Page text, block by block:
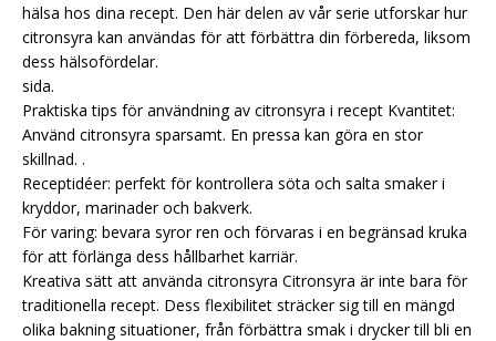
hälsa hos dina recept. Den här delen av vår serie utforskar hur
citronsyra kan användas för att förbättra din förbereda, liksom
dess hälsofördelar.
sida.
Praktiska tips för användning av citronsyra i recept Kvantitet:
Använd citronsyra sparsamt. En pressa kan göra en stor
skillnad. .
Receptidéer: perfekt för kontrollera söta och salta smaker i
kryddor, marinader och bakverk.
För varing: bevara syror ren och förvaras i en begränsad kruka
för att förlänga dess hållbarhet karriär.
Kreativa sätt att använda citronsyra Citronsyra är inte bara för
traditionella recept. Dess flexibilitet sträcker sig till en mängd
olika bakning situationer, från förbättra smak i drycker till bli en